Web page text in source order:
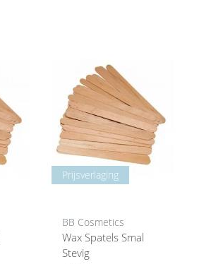
Prijsverlaging
BB Cosmetics
Wax Spatels Smal
Stevig